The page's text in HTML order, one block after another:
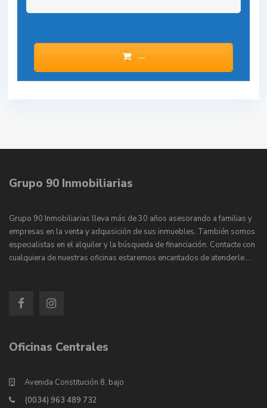
--
Grupo 90 Inmobiliarias
Grupo 90 Inmobiliarias lleva más de 30 años asesorando a familias y
empresas en la venta y adquisición de sus inmuebles. También somos
especialistas en el alquiler y la búsqueda de financiación. Contacte con
cualquiera de nuestras oficinas estaremos encantados de atenderle…
Oficinas Centrales
Avenida Constitución 8, bajo
(0034) 963 489 732